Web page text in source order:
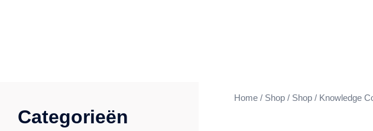
Home / Shop / Shop / Knowledge
Categorieën